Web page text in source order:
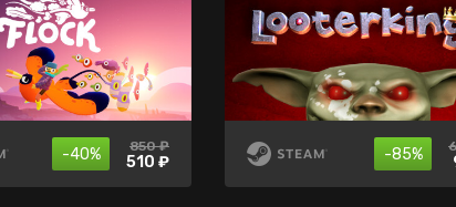
-40% 850 ₽
510 ₽ -85%
нет в
продаже
-90%
нет в
продаже
-80%